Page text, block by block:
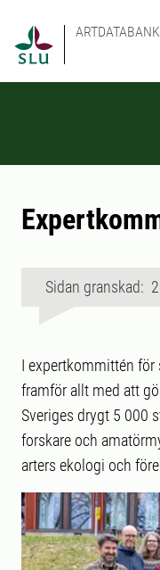
Sidan granskad:
I expertkommittén för
framför allt med att
Sveriges drygt 5 000
forskare och
arters ekologi och